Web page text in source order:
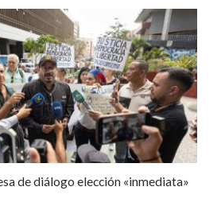
de diálogo elección «inmediata»